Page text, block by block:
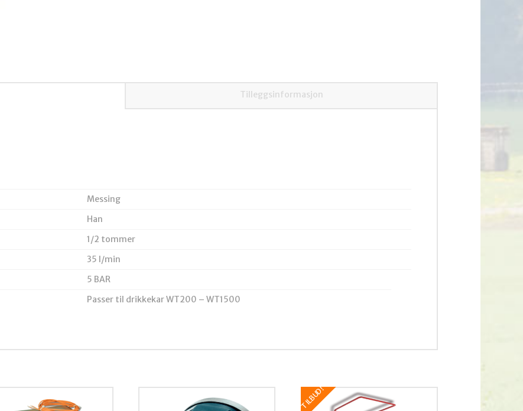
Tilleggsinformasjon
Messing
Han
1/2 tommer
35 l/min
5 BAR
Passer til drikkekar WT200 – WT1500
TILBUD!